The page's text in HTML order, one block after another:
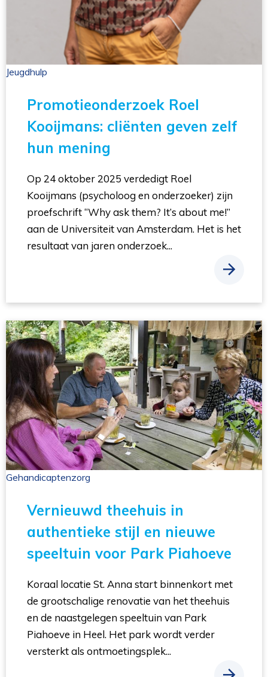
Jeugdhulp
Promotieonderzoek Roel
Kooijmans: cliënten geven zelf
hun mening
Op 24 oktober 2025 verdedigt Roel
Kooijmans (psycholoog en onderzoeker) zijn
proefschrift “Why ask them? It’s about me!”
aan de Universiteit van Amsterdam. Het is het
resultaat van jaren onderzoek...
Gehandicaptenzorg
Vernieuwd theehuis in
authentieke stijl en nieuwe
speeltuin voor Park Piahoeve
Koraal locatie St. Anna start binnenkort met
de grootschalige renovatie van het theehuis
en de naastgelegen speeltuin van Park
Piahoeve in Heel. Het park wordt verder
versterkt als ontmoetingsplek...